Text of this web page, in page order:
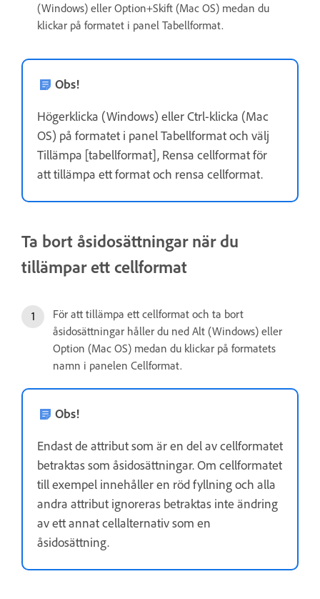
(Windows) eller Option+Skift (Mac OS) medan du
klickar på formatet i panel Tabellformat.
Obs!
Högerklicka (Windows) eller Ctrl-klicka (Mac
OS) på formatet i panel Tabellformat och välj
Tillämpa [tabellformat], Rensa cellformat för
att tillämpa ett format och rensa cellformat.
Ta bort åsidosättningar när du
tillämpar ett cellformat
För att tillämpa ett cellformat och ta bort
åsidosättningar håller du ned Alt (Windows) eller
Option (Mac OS) medan du klickar på formatets
namn i panelen Cellformat.
Obs!
Endast de attribut som är en del av cellformatet
betraktas som åsidosättningar. Om cellformatet
till exempel innehåller en röd fyllning och alla
andra attribut ignoreras betraktas inte ändring
av ett annat cellalternativ som en
åsidosättning.